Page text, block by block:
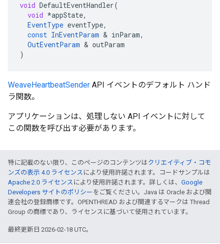
void DefaultEventHandler(
void *appState,
EventType eventType,
const InEventParam & inParam,
OutEventParam & outParam
)
WeaveHeartbeatSender API イベントのデフォルト ハンド
ラ関数。
アプリケーションは、処理しない API イベントに対して
この関数を呼び出す必要があります。
特に記載のない限り、このページのコンテンツはクリエイティブ・コモ
ンズの表示 4.0 ライセンス により使用許諾されます。コードサンプルは
Apache 2.0 ライセンス により使用許諾されます。詳しくは、 Google
Developers サイトのポリシー をご覧ください。Java は Oracle および関
連会社の登録商標です。OPENTHREAD および関連するマークは Thread
Group の商標であり、ライセンスに基づいて使用されています。
最終更新日 2026-02-18 UTC。